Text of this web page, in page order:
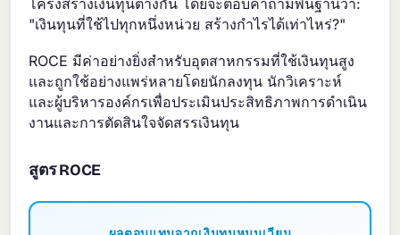
โครงสร้างเงินทุนต่างกัน โดยจะตอบคำถามพื้นฐานว่า:
"เงินทุนที่ใช้ไปทุกหนึ่งหน่วย สร้างกำไรได้เท่าไหร่?"
ROCE มีค่าอย่างยิ่งสำหรับอุตสาหกรรมที่ใช้เงินทุนสูง
และถูกใช้อย่างแพร่หลายโดยนักลงทุน นักวิเคราะห์
และผู้บริหารองค์กรเพื่อประเมินประสิทธิภาพการดำเนิน
งานและการตัดสินใจจัดสรรเงินทุน
สูตร ROCE